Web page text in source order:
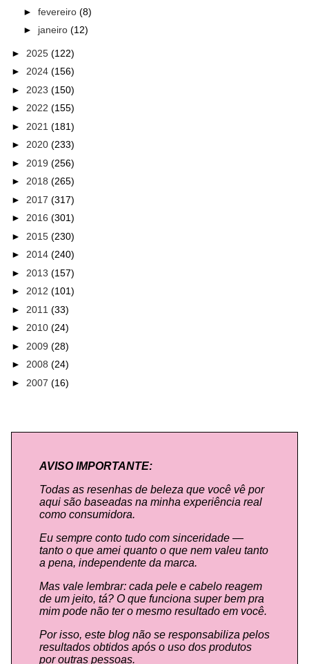
► fevereiro (8)
► janeiro (12)
► 2025 (122)
► 2024 (156)
► 2023 (150)
► 2022 (155)
► 2021 (181)
► 2020 (233)
► 2019 (256)
► 2018 (265)
► 2017 (317)
► 2016 (301)
► 2015 (230)
► 2014 (240)
► 2013 (157)
► 2012 (101)
► 2011 (33)
► 2010 (24)
► 2009 (28)
► 2008 (24)
► 2007 (16)
AVISO IMPORTANTE:
Todas as resenhas de beleza que você vê por
aqui são baseadas na minha experiência real
como consumidora.
Eu sempre conto tudo com sinceridade —
tanto o que amei quanto o que nem valeu tanto
a pena, independente da marca.
Mas vale lembrar: cada pele e cabelo reagem
de um jeito, tá? O que funciona super bem pra
mim pode não ter o mesmo resultado em você.
Por isso, este blog não se responsabiliza pelos
resultados obtidos após o uso dos produtos
por outras pessoas.